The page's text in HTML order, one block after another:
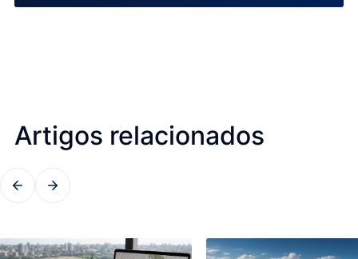
Artigos relacionados